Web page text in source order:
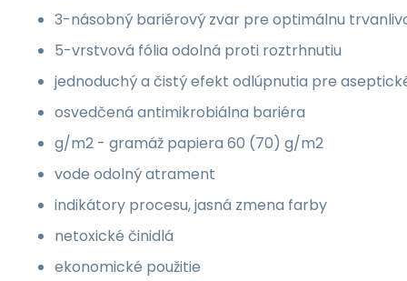
3-násobný bariérový zvar pre optimálnu
5-vrstvová fólia odolná proti roztrhnutiu
jednoduchý a čistý efekt odlúpnutia pre
osvedčená antimikrobiálna bariéra
g/m2 - gramáž papiera 60 (70) g/m2
vode odolný atrament
indikátory procesu, jasná zmena farby
netoxické činidlá
ekonomické použitie